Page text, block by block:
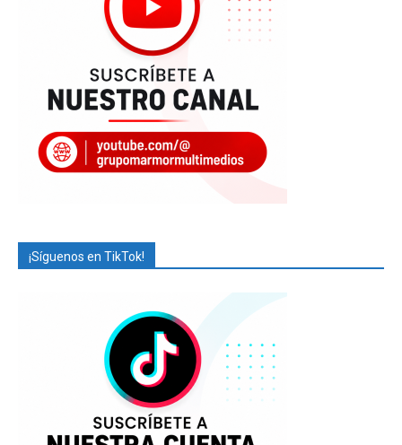
¡Síguenos en TikTok!